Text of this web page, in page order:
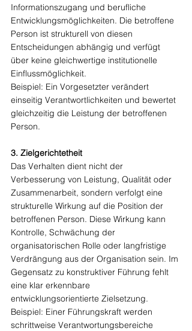
Informationszugang und berufliche
Entwicklungsmöglichkeiten. Die betroffene
Person ist strukturell von diesen
Entscheidungen abhängig und verfügt
über keine gleichwertige institutionelle
Einflussmöglichkeit.
Beispiel: Ein Vorgesetzter verändert
einseitig Verantwortlichkeiten und bewertet
gleichzeitig die Leistung der betroffenen
Person.
3. Zielgerichtetheit
Das Verhalten dient nicht der
Verbesserung von Leistung, Qualität oder
Zusammenarbeit, sondern verfolgt eine
strukturelle Wirkung auf die Position der
betroffenen Person. Diese Wirkung kann
Kontrolle, Schwächung der
organisatorischen Rolle oder langfristige
Verdrängung aus der Organisation sein. Im
Gegensatz zu konstruktiver Führung fehlt
eine klar erkennbare
entwicklungsorientierte Zielsetzung.
Beispiel: Einer Führungskraft werden
schrittweise Verantwortungsbereiche